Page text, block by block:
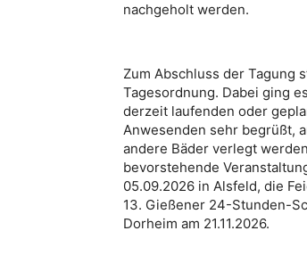
nachgeholt werden.
Zum Abschluss der Tagung
Tagesordnung. Dabei ging
derzeit laufenden oder
Anwesenden sehr begrüßt,
andere Bäder verlegt
bevorstehende
05.09.2026 in Alsfeld, die
13. Gießener 24-Stunden-
Dorheim am 21.11.2026.